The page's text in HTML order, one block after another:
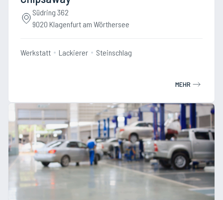
Südring 362
9020 Klagenfurt am Wörthersee
Werkstatt Lackierer Steinschlag
MEHR